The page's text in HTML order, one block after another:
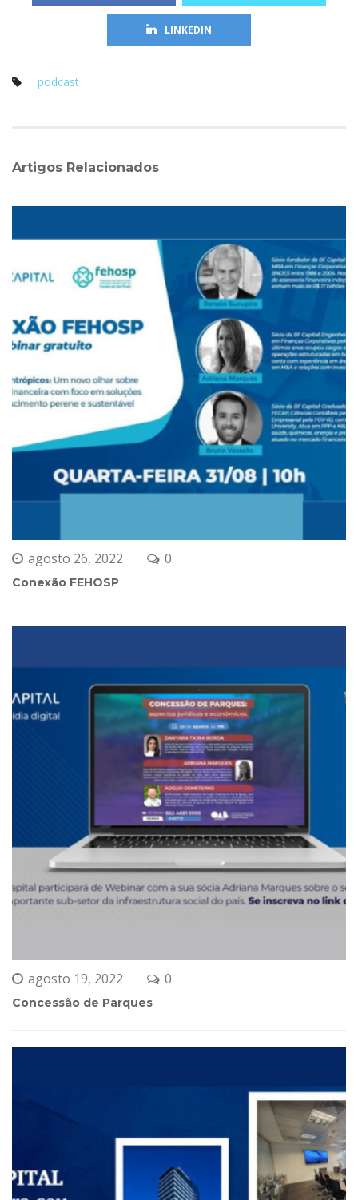
LINKEDIN
podcast
Artigos Relacionado
agosto 26, 2022 0
Conexão FEHOSP
agosto 19, 2022 0
Concessão de Parque